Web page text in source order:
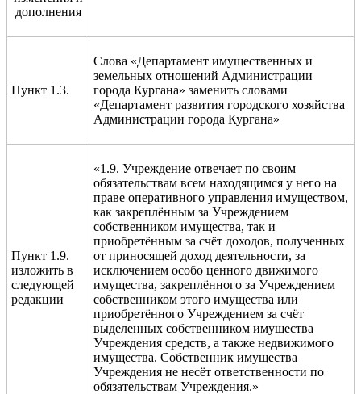
дополнения
Пункт 1.3.
Слова «Департамент имущественных и
земельных отношений Администрации
города Кургана» заменить словами
«Департамент развития городского хозяйства
Администрации города Кургана»
Пункт 1.9.
изложить в
следующей
редакции
«1.9. Учреждение отвечает по своим
обязательствам всем находящимся у него на
праве оперативного управления имуществом,
как закреплённым за Учреждением
собственником имущества, так и
приобретённым за счёт доходов, полученных
от приносящей доход деятельности, за
исключением особо ценного движимого
имущества, закреплённого за Учреждением
собственником этого имущества или
приобретённого Учреждением за счёт
выделенных собственником имущества
Учреждения средств, а также недвижимого
имущества. Собственник имущества
Учреждения не несёт ответственности по
обязательствам Учреждения.»